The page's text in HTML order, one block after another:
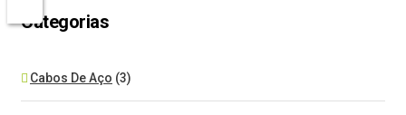
Categorias
Cabos De Aço (3)